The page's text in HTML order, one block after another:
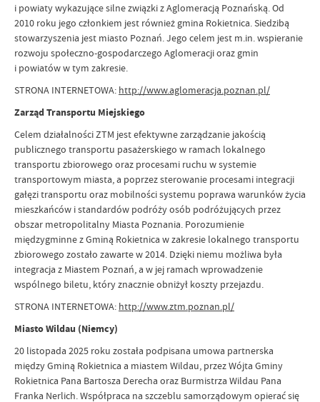
i powiaty wykazujące silne związki z Aglomeracją Poznańską. Od
2010 roku jego członkiem jest również gmina Rokietnica. Siedzibą
stowarzyszenia jest miasto Poznań. Jego celem jest m.in. wspieranie
rozwoju społeczno-gospodarczego Aglomeracji oraz gmin
i powiatów w tym zakresie.
STRONA INTERNETOWA: http://www.aglomeracja.poznan.pl/
Zarząd Transportu Miejskiego
Celem działalności ZTM jest efektywne zarządzanie jakością
publicznego transportu pasażerskiego w ramach lokalnego
transportu zbiorowego oraz procesami ruchu w systemie
transportowym miasta, a poprzez sterowanie procesami integracji
gałęzi transportu oraz mobilności systemu poprawa warunków życia
mieszkańców i standardów podróży osób podróżujących przez
obszar metropolitalny Miasta Poznania. Porozumienie
międzygminne z Gminą Rokietnica w zakresie lokalnego transportu
zbiorowego zostało zawarte w 2014. Dzięki niemu możliwa była
integracja z Miastem Poznań, a w jej ramach wprowadzenie
wspólnego biletu, który znacznie obniżył koszty przejazdu.
STRONA INTERNETOWA: http://www.ztm.poznan.pl/
Miasto Wildau (Niemcy)
20 listopada 2025 roku została podpisana umowa partnerska
między Gminą Rokietnica a miastem Wildau, przez Wójta Gminy
Rokietnica Pana Bartosza Derecha oraz Burmistrza Wildau Pana
Franka Nerlich. Współpraca na szczeblu samorządowym opierać się